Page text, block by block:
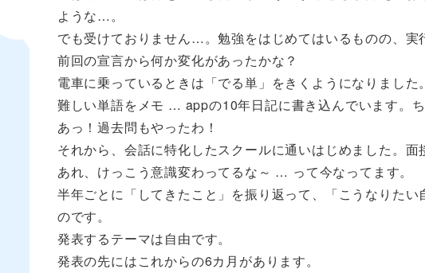
ような…。
でも受けておりません…。勉強をはじめてはいるものの、実
前回の宣言から何か変化があったかな？
電車に乗っているときは「でる単」をきくようになりました。
難しい単語をメモ … appの10年日記に書き込んでいます。
あっ！過去問もやったわ！
それから、会話に特化したスクールに通いはじめました。
あれ、けっこう意識変わってるな～ … って今なってます。
半年ごとに「してきたこと」を振り返って、「こうなりた
のです。
発表するテーマは自由です。
発表の先にはこれからの6カ月があります。